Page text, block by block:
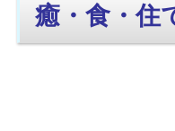
癒・食・住